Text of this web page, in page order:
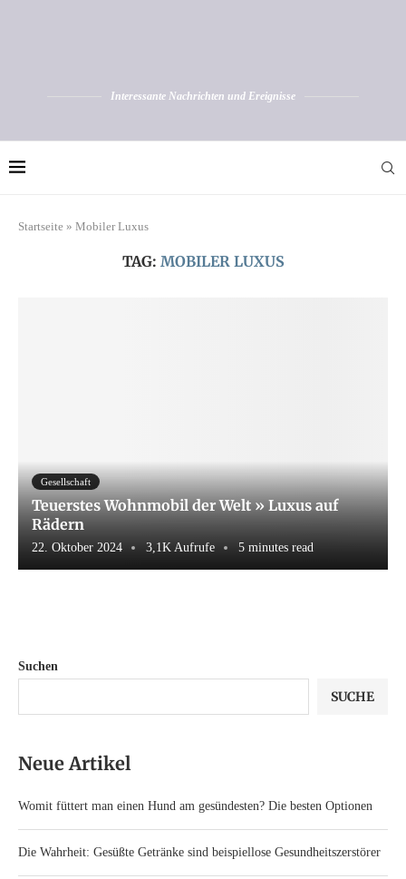
Interessante Nachrichten und Ereignisse
Startseite » Mobiler Luxus
TAG: MOBILER LUXUS
Gesellschaft
Teuerstes Wohnmobil der Welt » Luxus auf
Rädern
22. Oktober 2024 3,1K Aufrufe 5 minutes read
Suchen
SUCHE
Neue Artikel
Womit füttert man einen Hund am gesündesten? Die besten Optionen
Die Wahrheit: Gesüßte Getränke sind beispiellose Gesundheitszerstörer